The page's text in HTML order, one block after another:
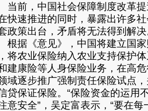
前，中国社会保障制度改革提
快速推进的同时，暴露出许多
政策出台，矛盾将无法得到解
据《意见》，中国将建立国家
将农业保险纳入农业支持保护
建康险等人身保险业务，在高
域逐步推广强制责任保险试点
贷保证保险。“保险资金的运用
意安全”，吴定富表示，“要在